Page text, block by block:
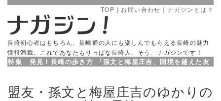
TOP ｜ お問い合わせ ｜ナガジンとは？
長崎初心者はもちろん、長崎通の人にも楽しんでもらえる長崎の魅力
情報満載。これであなたもりっぱな長崎人、そう、ナガジンです！
特集 発見！長崎の歩き方 「孫文と梅屋庄吉、国境を越えた友
盟友・孫文と梅屋庄吉のゆかりの